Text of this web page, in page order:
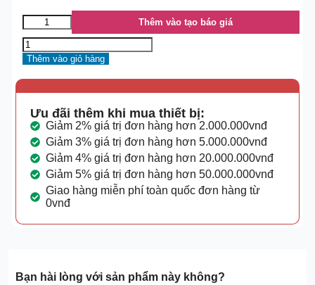
Thêm vào tạo báo giá
Thêm vào giỏ hàng
Ưu đãi thêm khi mua thiết bị:
Giảm 2% giá trị đơn hàng hơn 2.000.000vnđ
Giảm 3% giá trị đơn hàng hơn 5.000.000vnđ
Giảm 4% giá trị đơn hàng hơn 20.000.000vnđ
Giảm 5% giá trị đơn hàng hơn 50.000.000vnđ
Giao hàng miễn phí toàn quốc đơn hàng từ
0vnđ
Bạn hài lòng với sản phẩm này không?